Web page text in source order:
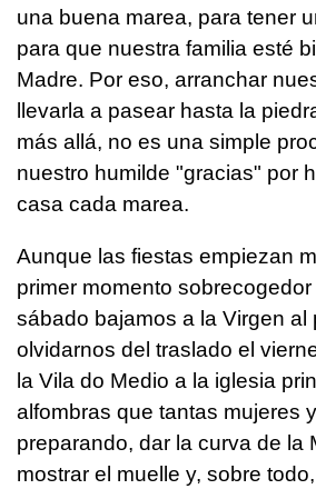
una buena marea, para tener
para que nuestra familia esté
Madre. Por eso, arranchar
llevarla a pasear hasta la
más allá, no es una simple
nuestro humilde "gracias" por
casa cada marea.
Aunque las fiestas empiezan
primer momento sobrecogedor
sábado bajamos a la Virgen al
olvidarnos del traslado el
la Vila do Medio a la iglesia
alfombras que tantas mujeres
preparando, dar la curva de la
mostrar el muelle y, sobre